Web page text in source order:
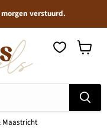
verstuurd.
Maastricht